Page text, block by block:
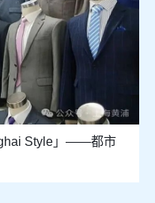
Style」――都市